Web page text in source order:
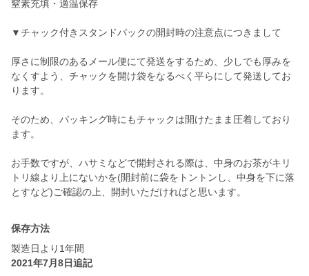
窒素充填・適温保存
▼チャック付きスタンドパックの開封時の注意点につきまして
厚さに制限のあるメール便にて発送をするため、少しでも厚みを
なくすよう、チャックを開け袋をなるべく平らにして発送してお
ります。
そのため、パッキング時にもチャックは開けたまま圧着しており
ます。
お手数ですが、ハサミなどで開封される際は、中身のお茶がキリ
トリ線より上にないかを(開封前に袋をトントンし、中身を下に落
とすなど)ご確認の上、開封いただければと思います。
保存方法
製造日より1年間
2021年7月8日追記